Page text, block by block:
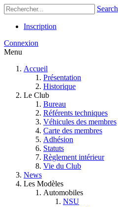
Search
Inscription
Connexion
Menu
Accueil
Présentation
Historique
Le Club
Bureau
Référents techniques
Véhicules des membres
Carte des membres
Adhésion
Statuts
Règlement intérieur
Vie du Club
News
Les Modèles
Automobiles
NSU